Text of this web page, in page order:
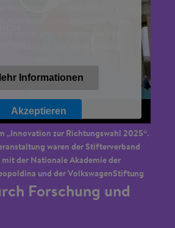
Informationen
Akzeptieren
Powered by
Consent Management Platform
„Innovation zur Richtungswahl 2025“.
waren der Stifterverband
der Nationale Akademie der
und der VolkswagenStiftung
Forschung und